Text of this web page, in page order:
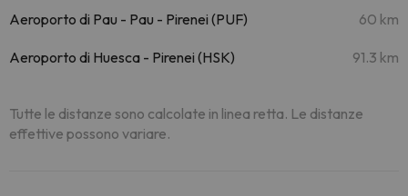
Aeroporto di Pau - Pau - Pirenei (PUF) 60 km
Aeroporto di Huesca - Pirenei (HSK) 91.3 km
Tutte le distanze sono calcolate in linea retta. Le distanze
effettive possono variare.